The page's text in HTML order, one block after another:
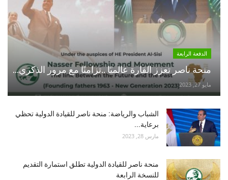
الدفعة الرابعة
منحة ناصر تعزز القارة عالميًا ..تزامنًا مع مرور الذكري...
مايو 27, 2023
الشباب والرياضة: منحة ناصر للقيادة الدولية تحظي
برعاية...
مارس 28, 2023
منحة ناصر للقيادة الدولية تطلق استمارة التقديم
للنسخة الرابعة